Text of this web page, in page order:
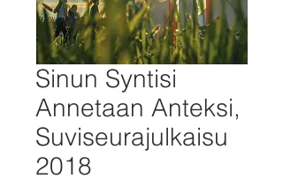
Sinun Syntisi
Annetaan Anteksi,
Suviseurajulkaisu
2018